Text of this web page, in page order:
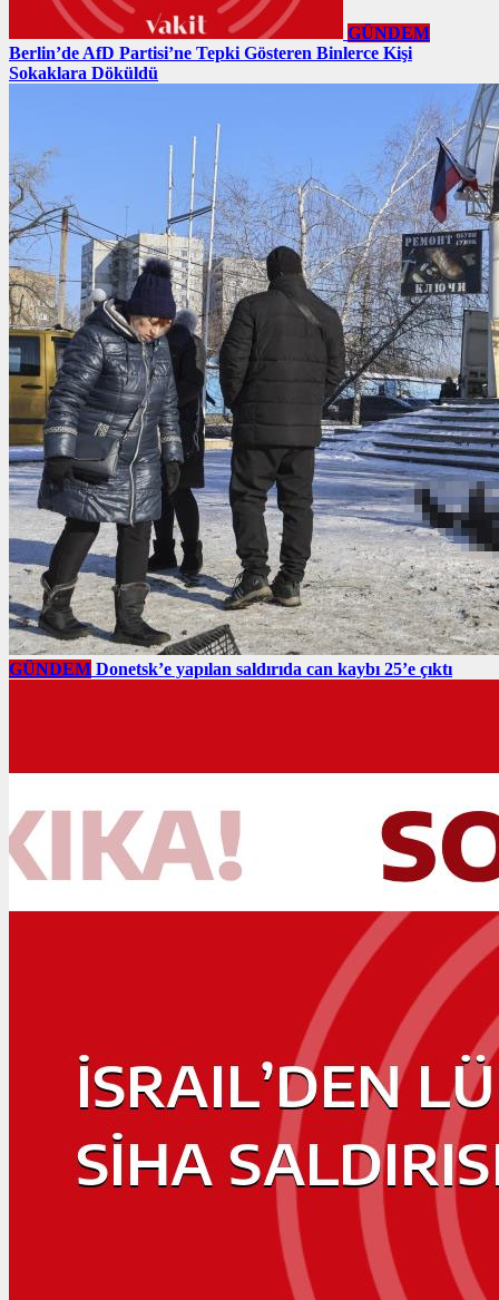
GÜNDEM
Berlin’de AfD Partisi’ne Tepki Gösteren Binlerce Kişi
Sokaklara Döküldü
GÜNDEM Donetsk’e yapılan saldırıda can kaybı 25’e çıktı